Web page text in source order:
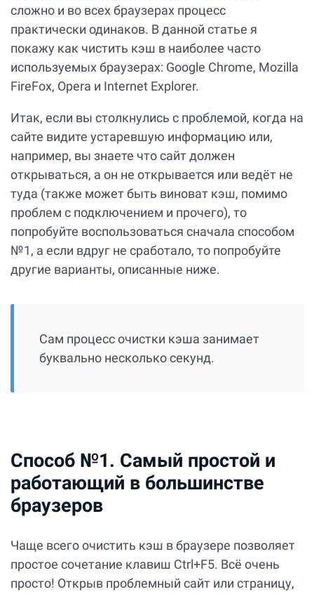
сложно и во всех браузерах процесс
практически одинаков. В данной статье я
покажу как чистить кэш в наиболее часто
используемых браузерах: Google Chrome, Mozilla
FireFox, Opera и Internet Explorer.
Итак, если вы столкнулись с проблемой, когда на
сайте видите устаревшую информацию или,
например, вы знаете что сайт должен
открываться, а он не открывается или ведёт не
туда (также может быть виноват кэш, помимо
проблем с подключением и прочего), то
попробуйте воспользоваться сначала способом
№1, а если вдруг не сработало, то попробуйте
другие варианты, описанные ниже.
Сам процесс очистки кэша занимает
буквально несколько секунд.
Способ №1. Самый простой и
работающий в большинстве
браузеров
Чаще всего очистить кэш в браузере позволяет
простое сочетание клавиш Ctrl+F5. Всё очень
просто! Открыв проблемный сайт или страницу,